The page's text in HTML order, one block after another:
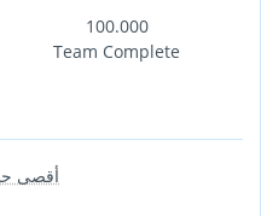
100.000
Team Complete
أقصى